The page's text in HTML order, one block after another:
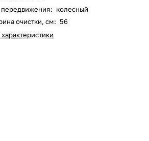
передвижения: колесный
очистки, см: 56
Плайтом